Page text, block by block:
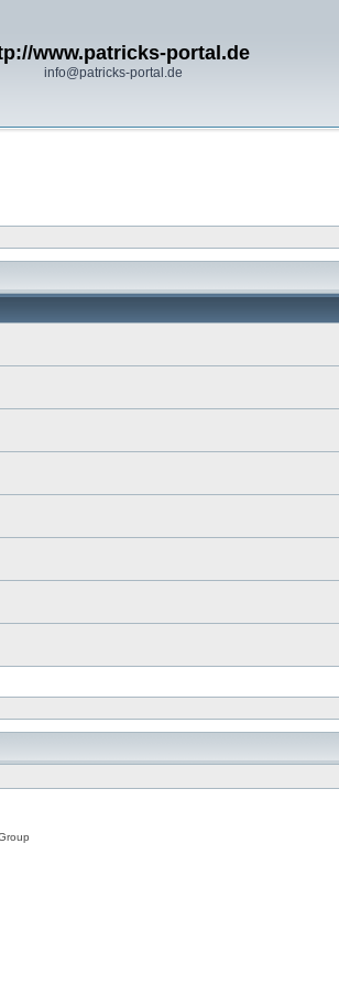
www.patricks-portal.de
info@patricks-portal.de